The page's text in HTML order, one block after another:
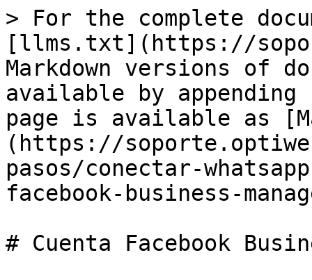
> For the complete
[llms.txt](https://
Markdown versions of
available by
page is available as
(https://
pasos/conectar-
facebook-business-
# Cuenta Facebook